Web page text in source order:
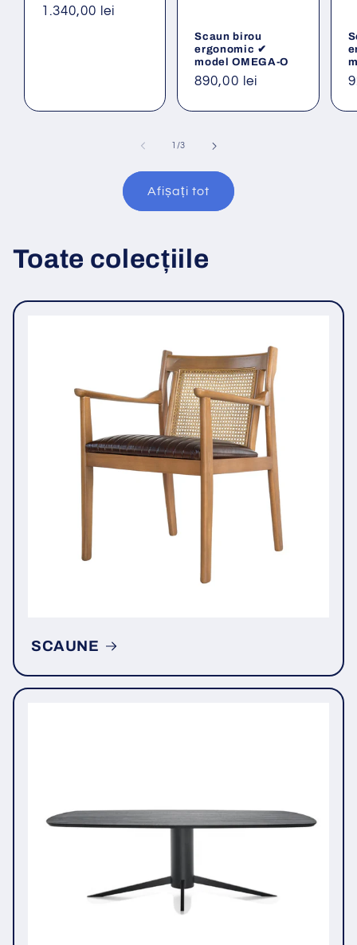
Preț
1.340,00 lei
Scaun birou
ergonomic ✔
model OMEGA-O
Preț
890,00 lei
/din
3
Afișați tot
Toate colecțiile
SCAUNE